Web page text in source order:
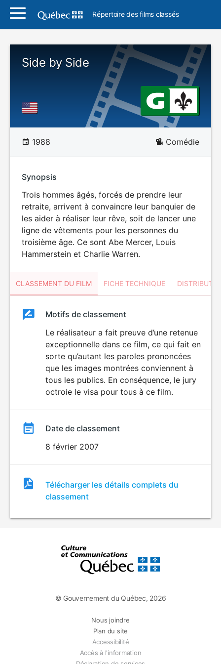
Répertoire des films classés
Side by Side
1988 Comédie
Synopsis
Trois hommes âgés, forcés de prendre leur
retraite, arrivent à convaincre leur banquier de
les aider à réaliser leur rêve, soit de lancer une
ligne de vêtements pour les personnes du
troisième âge. Ce sont Abe Mercer, Louis
Hammerstein et Charlie Warren.
CLASSEMENT DU FILM FICHE TECHNIQUE
ClassementClassement
Motifs de classement
Le réalisateur a fait preuve d’une retenue
exceptionnelle dans ce film, ce qui fait en
sorte qu’autant les paroles prononcées
que les images montrées conviennent à
tous les publics. En conséquence, le jury
octroie le visa pour tous à ce film.
Date de classement
8 février 2007
Fichier
de
classement
Télécharger les détails complets du
classement
© Gouvernement du Québec, 2026
Nous joindre
Plan du site
Accessibilité
Accès à l'information